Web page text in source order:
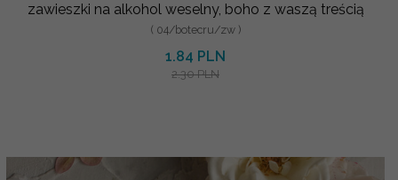
zawieszki na alkohol weselny, boho z waszą treścią
( 04/botecru/zw )
1.84 PLN
2.30 PLN